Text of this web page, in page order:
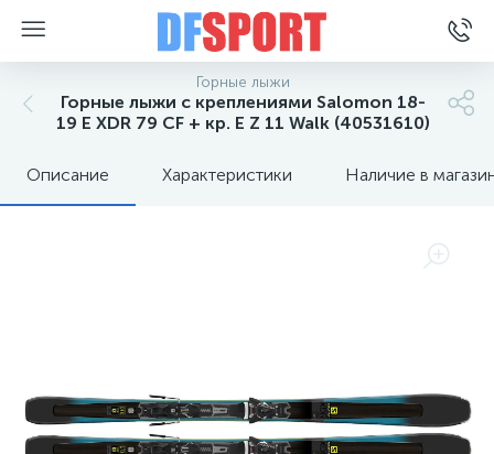
Горные лыжи
Горные лыжи с креплениями Salomon 18-
19 E XDR 79 CF + кр. E Z 11 Walk (40531610)
Описание Характеристики Наличие в